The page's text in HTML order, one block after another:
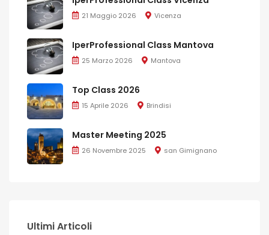
21 Maggio 2026 Vicenza
IperProfessional Class Mantova
25 Marzo 2026 Mantova
Top Class 2026
15 Aprile 2026 Brindisi
Master Meeting 2025
26 Novembre 2025 san Gimignano
Ultimi Articoli